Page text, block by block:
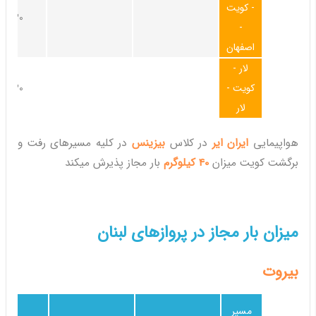
30کیلوگرم
- کویت
-
اصفهان
30کیلوگرم
لار -
کویت -
لار
هواپیمایی ایران ایر در کلاس بیزینس در کلیه مسیرهای رفت و
برگشت کویت میزان 40 کیلوگرم بار مجاز پذیرش میکند
میزان بار مجاز در پروازهای لبنان
بیروت
مسیر